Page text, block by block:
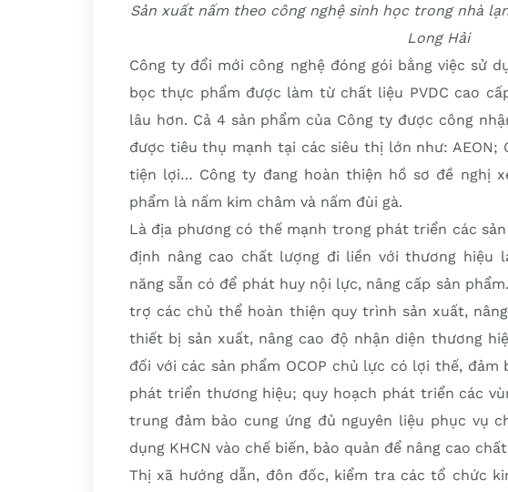
Sản xuất nấm theo công nghệ sinh học trong nhà
Long Hải
Công ty đổi mới công nghệ đóng gói bằng việc sử
bọc thực phẩm được làm từ chất liệu PVDC cao
lâu hơn. Cả 4 sản phẩm của Công ty được công
được tiêu thụ mạnh tại các siêu thị lớn như: AEON;
tiện lợi… Công ty đang hoàn thiện hồ sơ đề nghị
phẩm là nấm kim châm và nấm đùi gà.
Là địa phương có thế mạnh trong phát triển các
định nâng cao chất lượng đi liền với thương hiệu
năng sẵn có để phát huy nội lực, nâng cấp sản
trợ các chủ thể hoàn thiện quy trình sản xuất,
thiết bị sản xuất, nâng cao độ nhận diện thương
đối với các sản phẩm OCOP chủ lực có lợi thế,
phát triển thương hiệu; quy hoạch phát triển các
trung đảm bảo cung ứng đủ nguyên liệu phục vụ
dụng KHCN vào chế biến, bảo quản để nâng cao
Thị xã hướng dẫn, đôn đốc, kiểm tra các tổ chức